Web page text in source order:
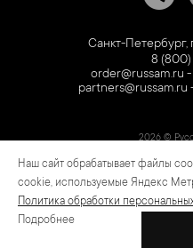
Санкт-
8 (800)
order@russam.ru
2026 ©
Предложение не является публичной
могут отличаться. Информация на
расценивается как приглашение
Наш сайт обрабатывает файлы
cookie, используемые Яндекс
Политика обработки
Подробнее